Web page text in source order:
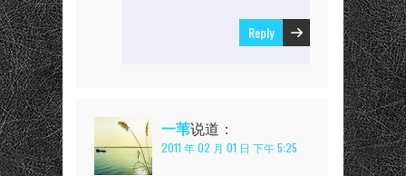
Reply
一苇说道：
2011 年 02 月 01 日 下午 5:25